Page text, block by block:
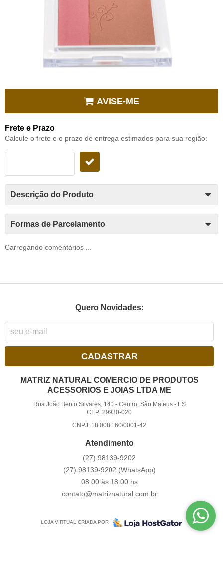
AVISE-ME
Frete e Prazo
Calcule o frete e o prazo de entrega estimados para sua região:
Descrição do Produto
Formas de Parcelamento
Carregando comentários ...
Quero Novidades:
CADASTRAR
MATRIZ NATURAL COMERCIO DE PRODUTOS
ACESSORIOS E JOIAS LTDA ME
Rua João Bento Silvares, 140- Centro, São Mateus- ES
CEP: 29930-020
CNPJ: 18.008.160/0001-42
Atendimento
(27) 98139-9202
(27) 98139-9202 (WhatsApp)
08:00 às 18:00 hs
contato@matriznatural.com.br
LOJA VIRTUAL CRIADA POR